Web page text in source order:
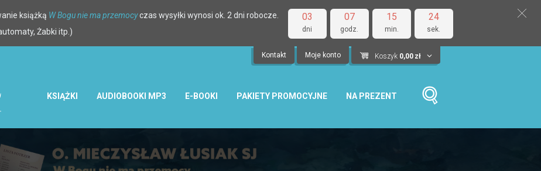
03
dni
07
godz.
15
min.
22
sek.
książką W Bogu nie ma przemocyczas wysyłki wynosi ok. 2 dni robocze.
Żabki itp.)
Kontakt Moje konto Koszyk 0,00 zł
KSIĄŻKI AUDIOBOOKI MP3 E-BOOKI PAKIETY PROMOCYJNE NA PREZENT